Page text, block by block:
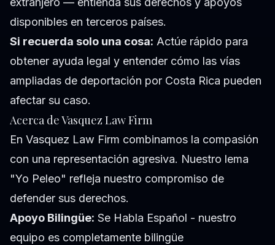
disponibles en terceros países.
Si recuerda solo una cosa: Actúe rápido para
obtener ayuda legal y entender cómo las vías
ampliadas de deportación por Costa Rica pueden
afectar su caso.
Acerca de Vasquez Law Firm
En Vasquez Law Firm combinamos la compasión
con una representación agresiva. Nuestro lema
"Yo Peleo" refleja nuestro compromiso de
defender sus derechos.
Apoyo Bilingüe: Se Habla Español - nuestro
equipo es completamente bilingüe